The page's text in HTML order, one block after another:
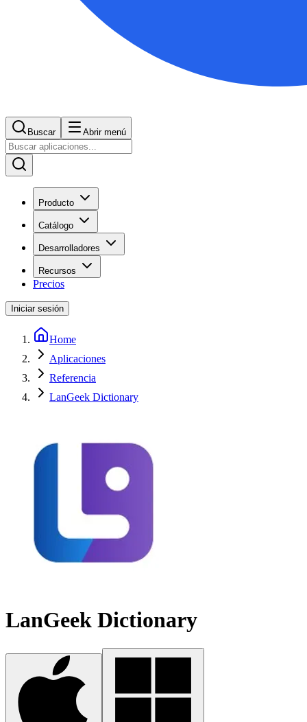
Buscar Abrir menú
Producto
Catálogo
Desarrolladores
Recursos
Precios
Iniciar sesión
Home
Aplicaciones
Referencia
LanGeek Dictionary
LanGeek Dictionary